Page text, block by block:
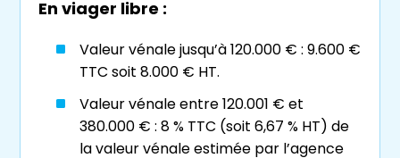
viager
Après un baccalauréat scientifique, j’ai suivi un
BTS en management, puis une Licence
Banque et Finance. Attiré par les métiers de
s’adresse-t-il ?
De nombreux arguments plaident en faveur
d’unevente à viager
que ce soit à Lyon ou
dans la région lyonnaise. Tout le monde est
concerné par l’incertitude qui entoure notre
En viager libre :
Valeur vénale jusqu’à 120.000 € : 9.600 €
TTC soit 8.000 € HT.
Valeur vénale entre 120.001 € et
380.000 € : 8 % TTC (soit 6,67 % HT) de
la valeur vénale estimée par l’agence